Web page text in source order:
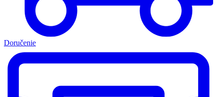
Doručenie